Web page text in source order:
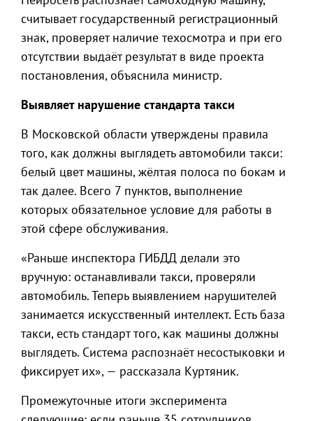
считывает государственный регистрационный
знак, проверяет наличие техосмотра и при его
отсутствии выдаёт результат в виде проекта
постановления, объяснила министр.
Выявляет нарушение стандарта такси
В Московской области утверждены правила
того, как должны выглядеть автомобили такси:
белый цвет машины, жёлтая полоса по бокам и
так далее. Всего 7 пунктов, выполнение
которых обязательное условие для работы в
этой сфере обслуживания.
«Раньше инспектора ГИБДД делали это
вручную: останавливали такси, проверяли
автомобиль. Теперь выявлением нарушителей
занимается искусственный интеллект. Есть база
такси, есть стандарт того, как машины должны
выглядеть. Система распознаёт несостыковки и
фиксирует их», — рассказала Куртяник.
Промежуточные итоги эксперимента